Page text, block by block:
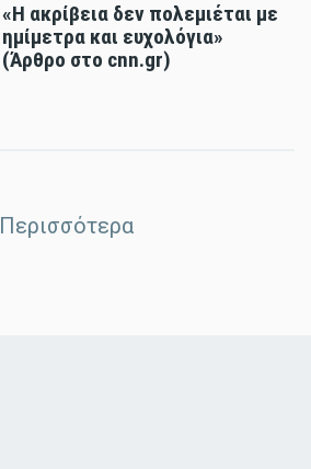
«Η ακρίβεια δεν πολεμιέται με
ημίμετρα και ευχολόγια»
(Άρθρο στο cnn.gr)
Περισσότερα